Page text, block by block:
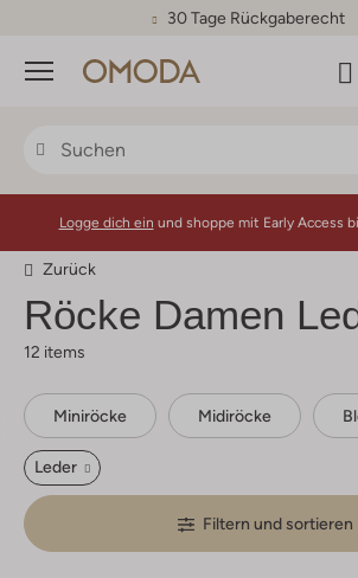
30 Tage Rückgaberecht
Menü
Logge dich ein und shoppe mit Early Access
Zurück
Röcke Damen
12 items
Miniröcke Midiröcke
Leder
Filtern und sortieren